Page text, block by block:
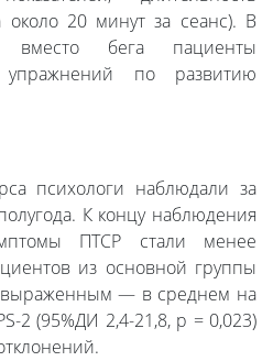
около 20 минут за сеанс). В
вместо бега пациенты
по развитию
психологи наблюдали за
К концу наблюдения
ПТСР стали менее
из основной группы
— в среднем на
2 (95%ДИ 2,4-21,8, p = 0,023)